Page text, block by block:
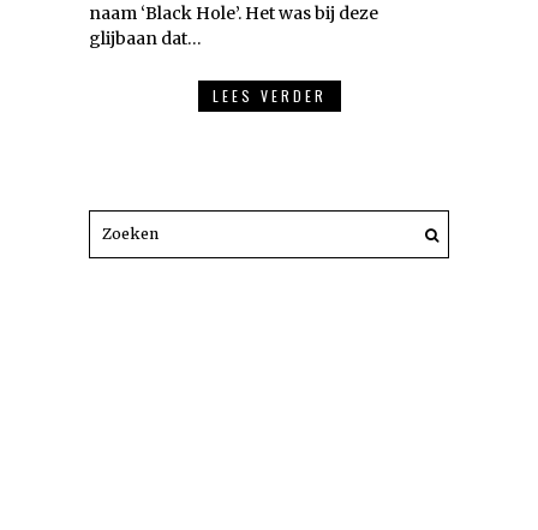
naam ‘Black Hole’. Het was bij deze
glijbaan dat…
LEES VERDER